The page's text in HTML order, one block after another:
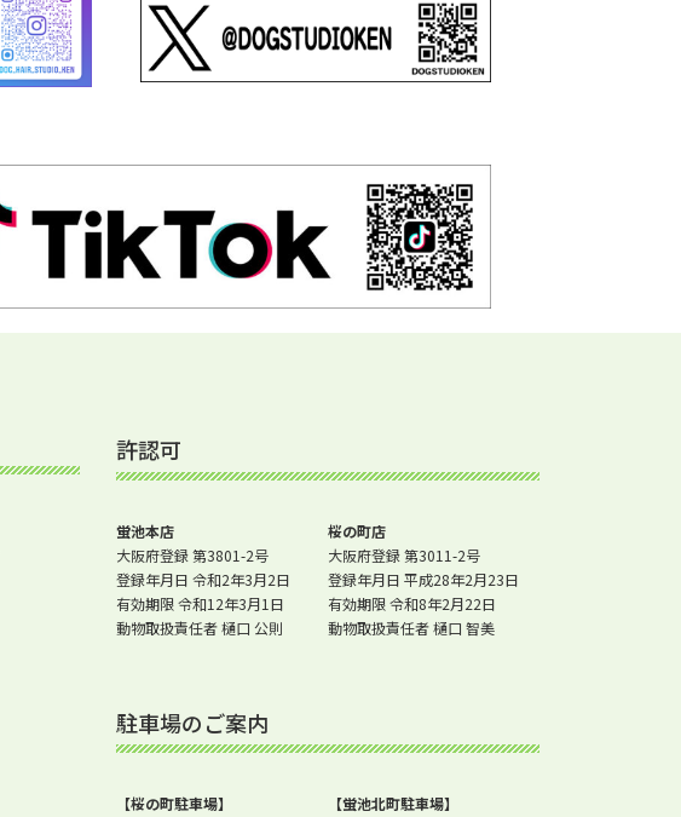
許認可
蛍池本店
大阪府登録 第3801-2号
登録年月日 令和2年3月2日
有効期限 令和12年3月1日
動物取扱責任者 樋口 公則
桜の町店
大阪府登録 第3011-2号
登録年月日 平成28年2月23日
有効期限 令和8年2月22日
動物取扱責任者 樋口 智美
駐車場のご案内
【桜の町駐車場】 【蛍池北町駐車場】